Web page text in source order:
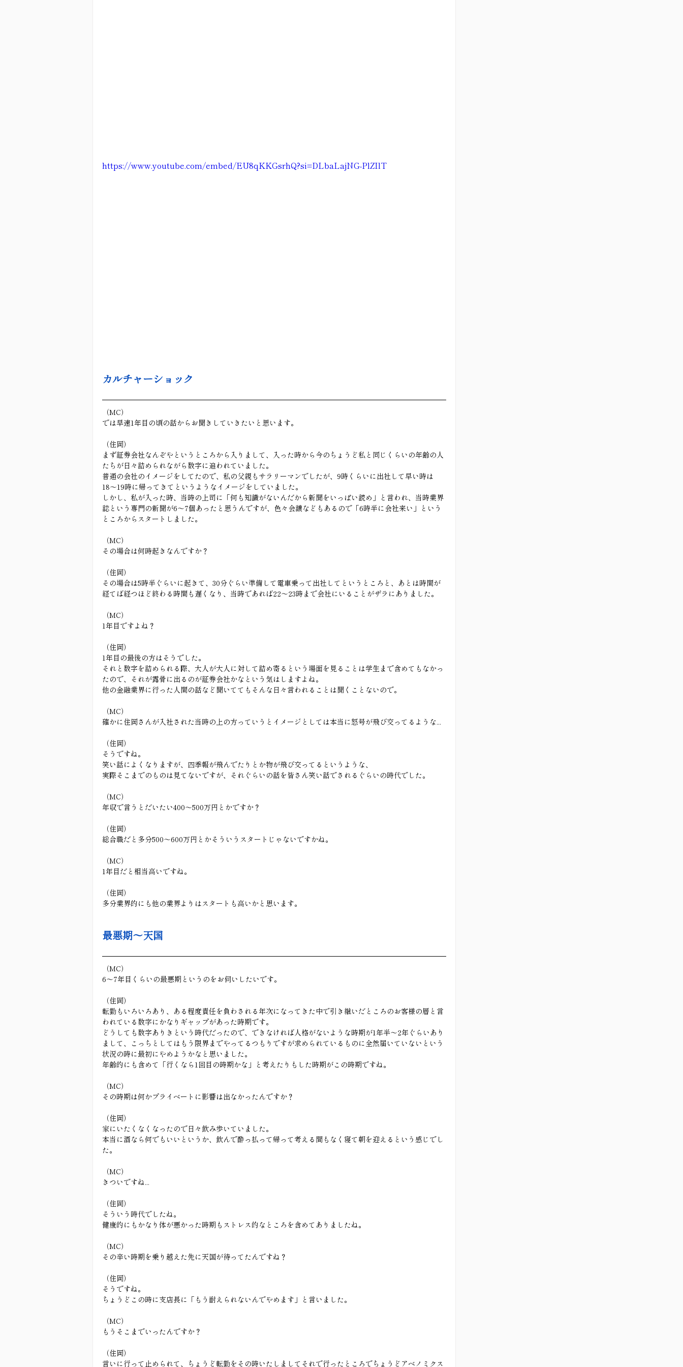
https://www.youtube.com/embed/EU8qKKGsrhQ?si=DLbaLajNG-PlZIlT
カルチャーショック
（MC）
では早速1年目の頃の話からお聞きしていきたいと思います。
（住岡）
まず証券会社なんぞやというところから入りまして、入った時から今のちょうど私と同じくらいの年齢の人
たちが日々詰められながら数字に追われていました。
普通の会社のイメージをしてたので、私の父親もサラリーマンでしたが、9時くらいに出社して早い時は
18〜19時に帰ってきてというようなイメージをしていました。
しかし、私が入った時、当時の上司に「何も知識がないんだから新聞をいっぱい読め」と言われ、当時業界
誌という専門の新聞が6〜7個あったと思うんですが、色々会議などもあるので「6時半に会社来い」という
ところからスタートしました。
（MC）
その場合は何時起きなんですか？
（住岡）
その場合は5時半ぐらいに起きて、30分ぐらい準備して電車乗って出社してというところと、あとは時間が
経てば経つほど終わる時間も遅くなり、当時であれば22〜23時まで会社にいることがザラにありました。
（MC）
1年目ですよね？
（住岡）
1年目の最後の方はそうでした。
それと数字を詰められる際、大人が大人に対して詰め寄るという場面を見ることは学生まで含めてもなかっ
たので、それが露骨に出るのが証券会社かなという気はしますよね。
他の金融業界に行った人間の話など聞いててもそんな日々言われることは聞くことないので。
（MC）
確かに住岡さんが入社された当時の上の方っていうとイメージとしては本当に怒号が飛び交ってるような...
（住岡）
そうですね。
笑い話によくなりますが、四季報が飛んでたりとか物が飛び交ってるというような、
実際そこまでのものは見てないですが、それぐらいの話を皆さん笑い話でされるぐらいの時代でした。
（MC）
年収で言うとだいたい400〜500万円とかですか？
（住岡）
総合職だと多分500〜600万円とかそういうスタートじゃないですかね。
（MC）
1年目だと相当高いですね。
（住岡）
多分業界的にも他の業界よりはスタートも高いかと思います。
最悪期〜天国
（MC）
6〜7年目くらいの最悪期というのをお伺いしたいです。
（住岡）
転勤もいろいろあり、ある程度責任を負わされる年次になってきた中で引き継いだところのお客様の層と言
われている数字にかなりギャップがあった時期です。
どうしても数字ありきという時代だったので、できなければ人格がないような時期が1年半〜2年ぐらいあり
まして、こっちとしてはもう限界までやってるつもりですが求められているものに全然届いていないという
状況の時に最初にやめようかなと思いました。
年齢的にも含めて「行くなら1回目の時期かな」と考えたりもした時期がこの時期ですね。
（MC）
その時期は何かプライベートに影響は出なかったんですか？
（住岡）
家にいたくなくなったので日々飲み歩いていました。
本当に酒なら何でもいいというか、飲んで酔っ払って帰って考える間もなく寝て朝を迎えるという感じでし
た。
（MC）
きついですね...
（住岡）
そういう時代でしたね。
健康的にもかなり体が悪かった時期もストレス的なところを含めてありましたね。
（MC）
その辛い時期を乗り越えた先に天国が待ってたんですね？
（住岡）
そうですね。
ちょうどこの時に支店長に「もう耐えられないんでやめます」と言いました。
（MC）
もうそこまでいったんですか？
（住岡）
言いに行って止められて、ちょうど転勤をその時いたしましてそれで行ったところでちょうどアベノミクス